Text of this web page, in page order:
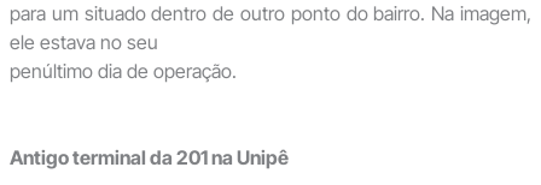
para um situado dentro de outro ponto do bairro. Na imagem,
ele estava no seu
penúltimo dia de operação.
Antigo terminal da 201 na Unipê